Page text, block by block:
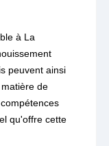
à La
peuvent ainsi
de
qu'offre cette